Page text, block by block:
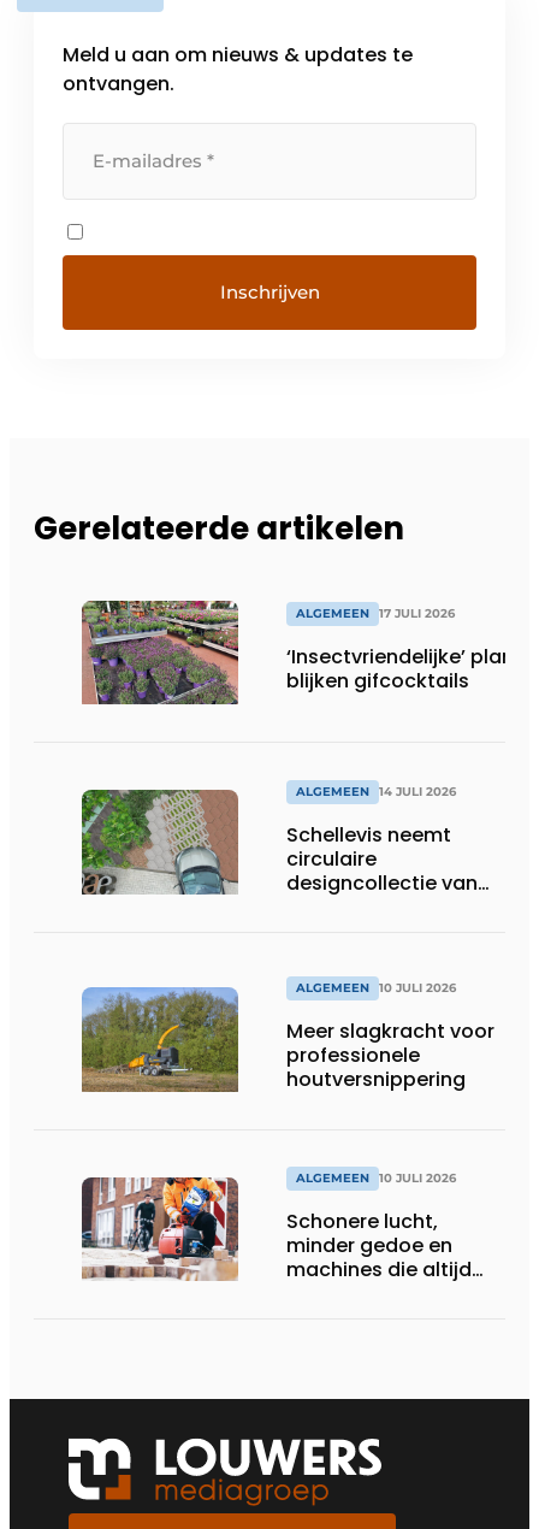
Meld u aan om nieuws & updates te
ontvangen.
Gerelateerde artikelen
ALGEMEEN 17 JULI 2026
‘Insectvriendelijke’
blijken gifcocktails
ALGEMEEN 14 JULI 2026
Schellevis neemt
circulaire
designcollectie van
ALGEMEEN 10 JULI 2026
Meer slagkracht voor
professionele
houtversnippering
ALGEMEEN 10 JULI 2026
Schonere lucht,
minder gedoe en
machines die altijd